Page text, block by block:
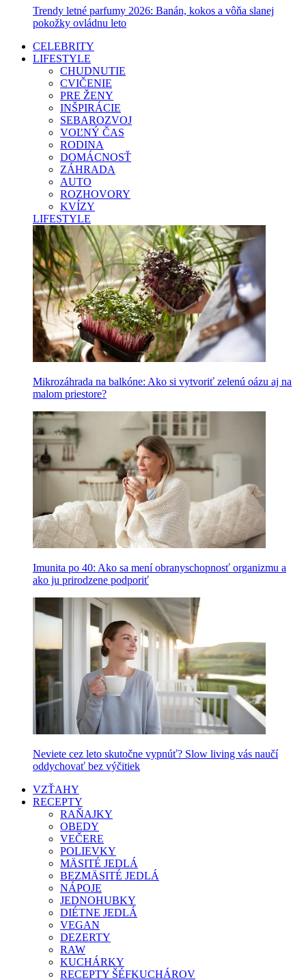
Trendy letné parfumy 2026: Banán, kokos a vôňa slanej
pokožky ovládnu leto
CELEBRITY
LIFESTYLE
CHUDNUTIE
CVIČENIE
PRE ŽENY
INŠPIRÁCIE
SEBAROZVOJ
VOĽNÝ ČAS
RODINA
DOMÁCNOSŤ
ZÁHRADA
AUTO
ROZHOVORY
KVÍZY
LIFESTYLE
Mikrozáhrada na balkóne: Ako si vytvoriť zelenú oázu aj na
malom priestore?
Imunita po 40: Ako sa mení obranyschopnosť organizmu a
ako ju prirodzene podporiť
Neviete cez leto skutočne vypnúť? Slow living vás naučí
oddychovať bez výčitiek
VZŤAHY
RECEPTY
RAŇAJKY
OBEDY
VEČERE
POLIEVKY
MÄSITÉ JEDLÁ
BEZMÄSITÉ JEDLÁ
NÁPOJE
JEDNOHUBKY
DIÉTNE JEDLÁ
VEGAN
DEZERTY
RAW
KUCHÁRKY
RECEPTY ŠÉFKUCHÁROV